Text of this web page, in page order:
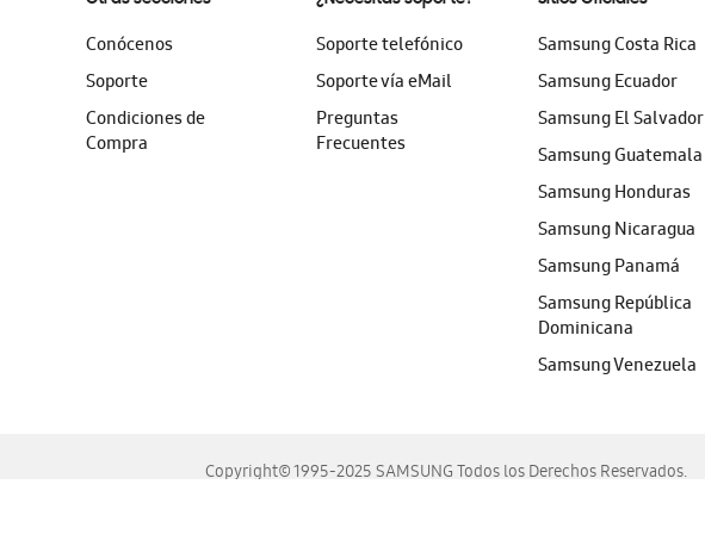
Conócenos
Soporte
Condiciones de
Compra
Soporte telefónico
Soporte vía eMail
Preguntas
Frecuentes
Samsung Costa Rica
Samsung Ecuador
Samsung El Salvador
Samsung Guatemala
Samsung Honduras
Samsung Nicaragua
Samsung Panamá
Samsung República
Dominicana
Samsung Venezuela
Copyright© 1995-2025 SAMSUNG Todos los Derechos Reservados.